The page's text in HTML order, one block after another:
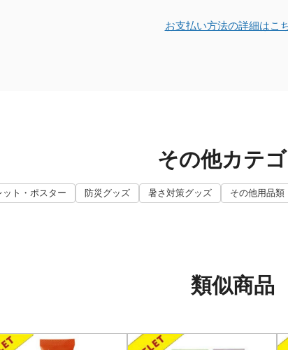
お支払い方法の詳細はこ
その他カテゴ
ト・ポスター 防災グッズ 暑さ対策グッズ その他用品類
類似商品